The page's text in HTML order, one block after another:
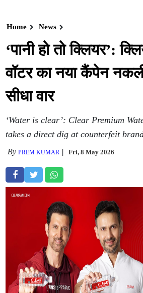
Home News
‘पानी हो तो क्लियर’:
वॉटर का नया कैंपेन
सीधा वार
‘Water is clear’: Clear Premium
takes a direct dig at counterfeit
ByPREM KUMAR Fri, 8 May 2026